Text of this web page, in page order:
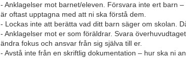
- Anklagelser mot barnet/eleven. Försvara inte ert barn
är oftast upptagna med att ni ska förstå dem.
- Lockas inte att berätta vad ditt barn säger om skolan.
- Anklagelser mot er som föräldrar. Svara
ändra fokus och ansvar från sig själva till er.
- Avstå inte från en skriftlig dokumentation – hur ska ni